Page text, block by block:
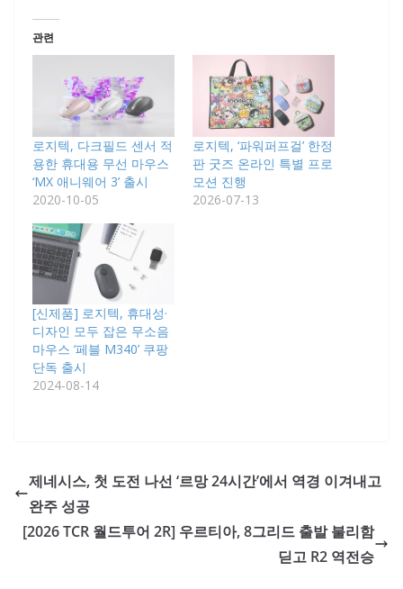
관련
로지텍, 다크필드 센서 적
용한 휴대용 무선 마우스
‘MX 애니웨어 3’ 출시
2020-10-05
로지텍, ‘파워퍼프걸’ 한정
판 굿즈 온라인 특별 프로
모션 진행
2026-07-13
[신제품] 로지텍, 휴대성·
디자인 모두 잡은 무소음
마우스 ‘페블 M340’ 쿠팡
단독 출시
2024-08-14
제네시스, 첫 도전 나선 ‘르망 24시간’에서 역경 이겨내고
완주 성공
[2026 TCR 월드투어 2R] 우르티아, 8그리드 출발 불리함
딛고 R2 역전승